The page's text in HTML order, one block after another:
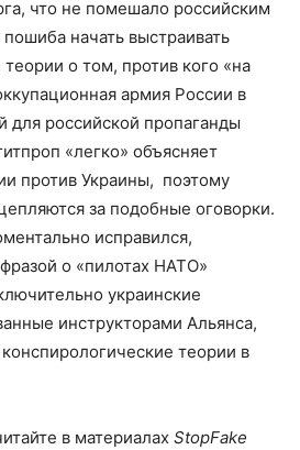
что не помешало российским
начать выстраивать
о том, против кого «на
армия России в
для российской пропаганды
«легко» объясняет
против Украины, поэтому
за подобные оговорки.
исправился,
о «пилотах НАТО»
украинские
инструкторами Альянса,
теории в
в материалах StopFake